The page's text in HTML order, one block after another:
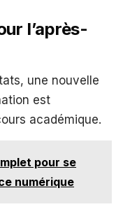
l’après-
une nouvelle
est
académique.
pour se
numérique